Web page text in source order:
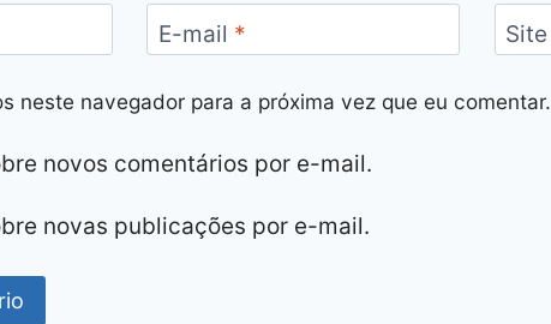
E-mail * Site
neste navegador para a próxima vez que eu comentar.
novos comentários por e-mail.
novas publicações por e-mail.